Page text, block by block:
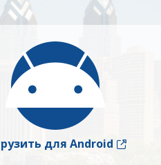
для Android